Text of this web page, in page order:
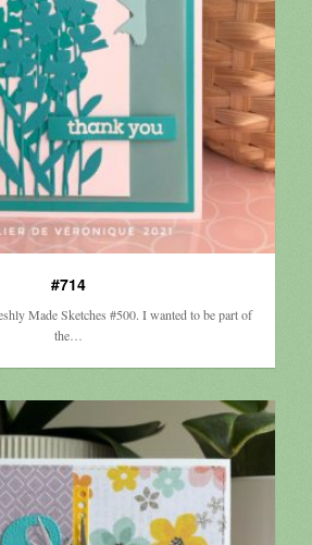
#714
Made Sketches #500. I wanted to be part of
the…